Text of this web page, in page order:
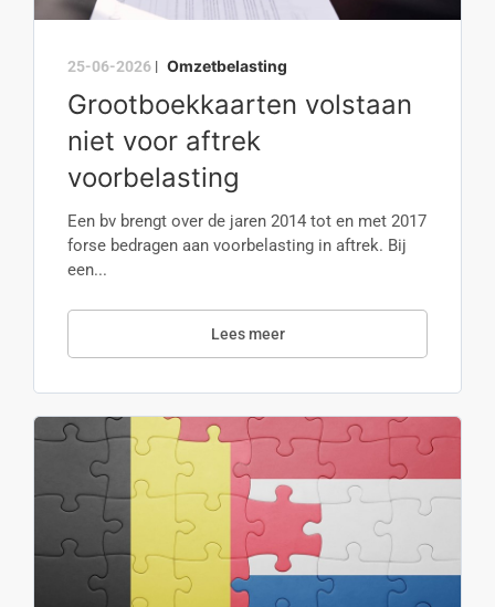
25-06-2026 | Omzetbelasting
Grootboekkaarten volstaan
niet voor aftrek
voorbelasting
Een bv brengt over de jaren 2014 tot en met 2017
forse bedragen aan voorbelasting in aftrek. Bij
een...
Lees meer